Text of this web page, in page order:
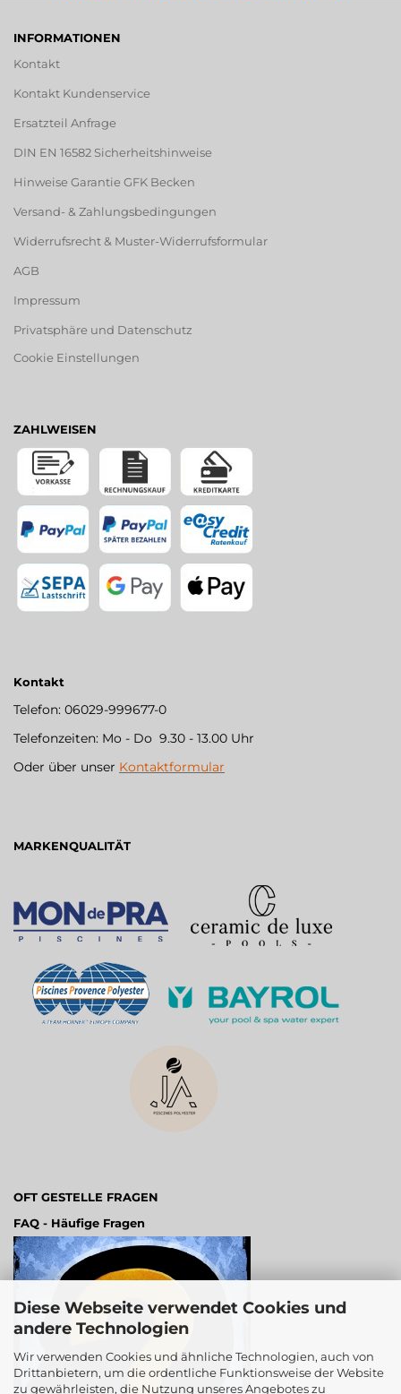
Diese Webseite verwendet Cookies und
andere Technologien
Wir verwenden Cookies und ähnliche Technologien, auch von
Drittanbietern, um die ordentliche Funktionsweise der Website
zu gewährleisten, die Nutzung unseres Angebotes zu
INFORMATIONEN
Kontakt
Kontakt Kundenservice
Ersatzteil Anfrage
DIN EN 16582 Sicherheitshinweise
Hinweise Garantie GFK Becken
Versand- & Zahlungsbedingungen
Widerrufsrecht & Muster-Widerrufsformular
AGB
Impressum
Privatsphäre und Datenschutz
Cookie Einstellungen
ZAHLWEISEN
Kontakt
Telefon: 06029-999677-0
Telefonzeiten: Mo - Do 9.30 - 13.00 Uhr
Oder über unser Kontaktformular
MARKENQUALITÄT
OFT GESTELLE FRAGEN
FAQ - Häufige Fragen